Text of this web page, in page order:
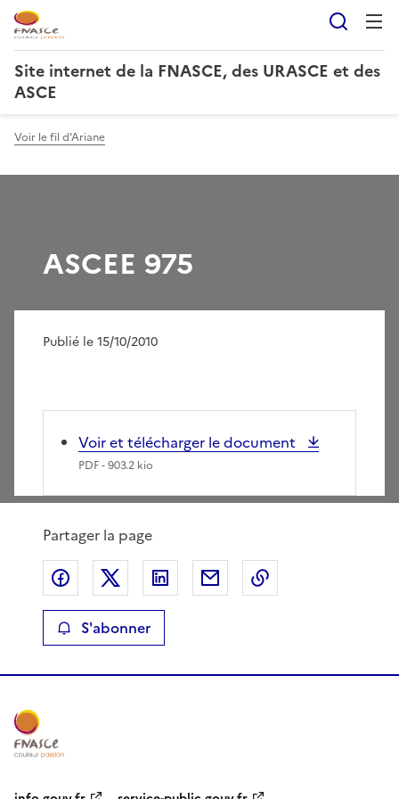
Site internet de la FNASCE, des URASCE et des
ASCE
Voir le fil d'Ariane
ASCEE 975
Publié le 15/10/2010
Voir et télécharger le document
PDF- 903.2 kio
Partager la page
Partager sur Facebook
Partager sur XPartager sur LinkedIn
Partager par email
S'abonner